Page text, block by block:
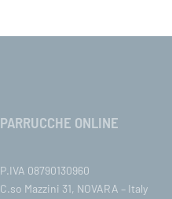
PARRUCCHE ONLINE
P.IVA 08790130960
C.so Mazzini 31, NOVARA – Italy